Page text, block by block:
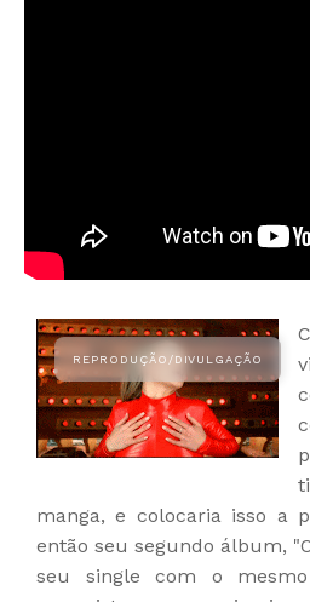
manga, e colocaria isso a
então seu segundo álbum,
seu single com o